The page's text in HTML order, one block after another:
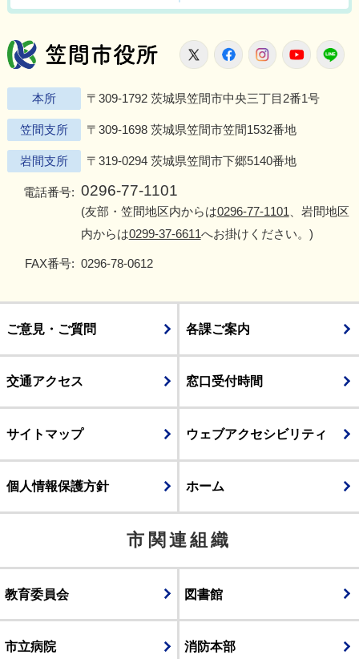
笠間市役所
X FacebookInstagram
本所 〒309-1792 茨城県笠間市中央三丁目2番1号
笠間支所 〒309-1698 茨城県笠間市笠間1532番地
岩間支所 〒319-0294 茨城県笠間市下郷5140番地
電話番号: 0296-77-1101
(友部・笠間地区内からは0296-77-1101 、岩間地区
内からは0299-37-6611へお掛けください。)
FAX番号: 0296-78-0612
ご意見・ご質問 各課ご案内
交通アクセス 窓口受付時間
サイトマップ ウェブアクセシビリティ
個人情報保護方針 ホーム
市関連組織
教育委員会 図書館
市立病院 消防本部